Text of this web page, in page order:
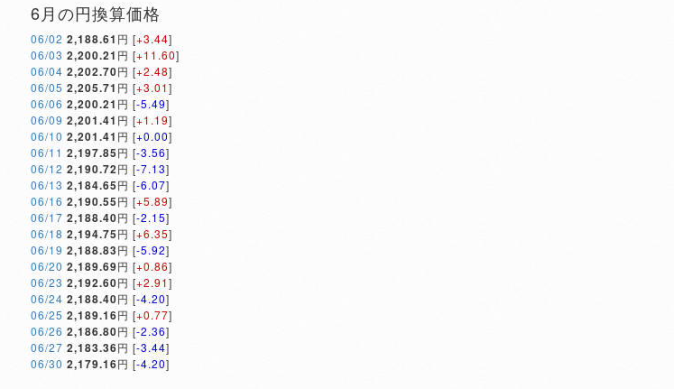
6月の円換算価格
06/02 2,188.61 円 [+3.44]
06/03 2,200.21 円 [+11.60]
06/04 2,202.70円 [+2.48]
06/05 2,205.71 円 [+3.01]
06/06 2,200.21 円 [-5.49]
06/09 2,201.41 円 [+1.19]
06/10 2,201.41 円 [+0.00]
06/11 2,197.85円 [-3.56]
06/12 2,190.72円 [-7.13]
06/13 2,184.65円 [-6.07]
06/16 2,190.55円 [+5.89]
06/17 2,188.40円 [-2.15]
06/18 2,194.75円 [+6.35]
06/19 2,188.83円 [-5.92]
06/20 2,189.69円 [+0.86]
06/23 2,192.60円 [+2.91]
06/24 2,188.40円 [-4.20]
06/25 2,189.16円 [+0.77]
06/26 2,186.80円 [-2.36]
06/27 2,183.36円 [-3.44]
06/30 2,179.16円 [-4.20]